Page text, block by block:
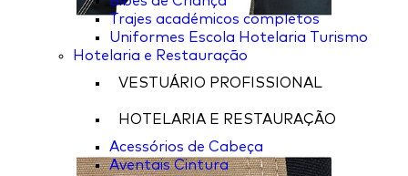
Trajes académicos completos
Uniformes Escola Hotelaria Turismo
Hotelaria e Restauração
VESTUÁRIO PROFISSIONAL
HOTELARIA E RESTAURAÇÃO
Acessórios de Cabeça
Aventais Cintura